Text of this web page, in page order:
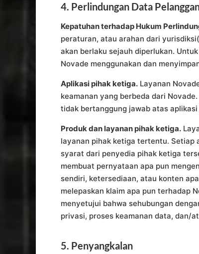
4. Perlindungan Data
Kepatuhan terhadap Hukum
peraturan, atau arahan dari
akan berlaku sejauh diperlukan.
Novade menggunakan dan
Aplikasi pihak ketiga. Layanan
keamanan yang berbeda dari
tidak bertanggung jawab atas
Produk dan layanan pihak ketiga.
layanan pihak ketiga tertentu. Setiap
syarat dari penyedia pihak ketiga
membuat pernyataan apa pun
sendiri, ketersediaan, atau konten
melepaskan klaim apa pun terhadap
menyetujui bahwa sehubungan
privasi, proses keamanan data, dan/
5. Penyangkalan